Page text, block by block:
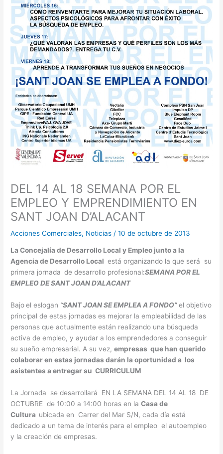
DEL 14 AL 18 SEMANA POR EL
EMPLEO Y EMPRENDIMIENTO EN
SANT JOAN D’ALACANT
Acciones Comerciales, Noticias /10 de octubre de 2013
La Concejalía de Desarrollo Local y Empleo junto a la
Agencia de Desarrollo Local está organizando la que será su
primera jornada de desarrollo profesional:SEMANA POR EL
EMPLEO DE SANT JOAN D’ALACANT
Bajoel eslogan “SANT JOAN SE EMPLEA A FONDO”el objetivo
principal de estas jornadas es mejorar la empleabilidad de las
personas que actualmente están realizando una búsqueda
activa de empleo, y ayudar a los emprendedores a conseguir
su sueño empresarial. A su vez,empresas que han querido
colaborar en estas jornadas darán la oportunidad a los
asistentes a entregar su CURRICULUM
La Jornada se desarrollará EN LA SEMANA DEL 14 AL 18 DE
OCTUBRE de 10:00 a 14:00 horas en laCasa de
Cultura ubicada en Carrer del Mar S/N, cada día está
dedicado a un tema de interés para el empleo el autoempleo
y la creación de empresas.